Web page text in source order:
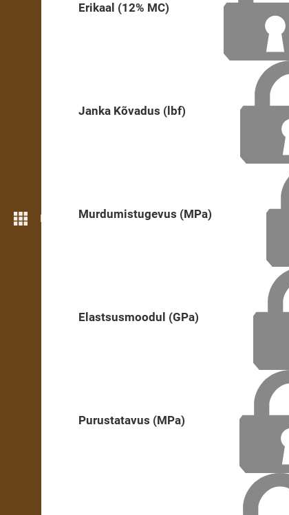
Rohkem funktsioone
Erikaal (12% MC)
Janka Kõvadus (lbf)
Murdumistugevus (MPa)
Elastsusmoodul (GPa)
Purustatavus (MPa)